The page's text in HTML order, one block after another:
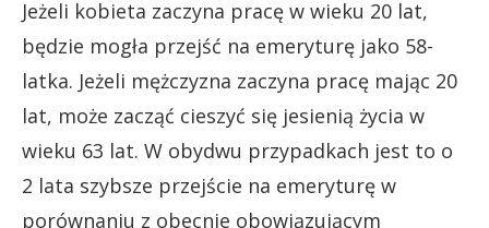
Jeżeli kobieta zaczyna pracę w wieku 20 lat,
będzie mogła przejść na emeryturę jako 58-
latka. Jeżeli mężczyzna zaczyna pracę mając 20
lat, może zacząć cieszyć się jesienią życia w
wieku 63 lat. W obydwu przypadkach jest to o
2 lata szybsze przejście na emeryturę w
porównaniu z obecnie obowiązującym